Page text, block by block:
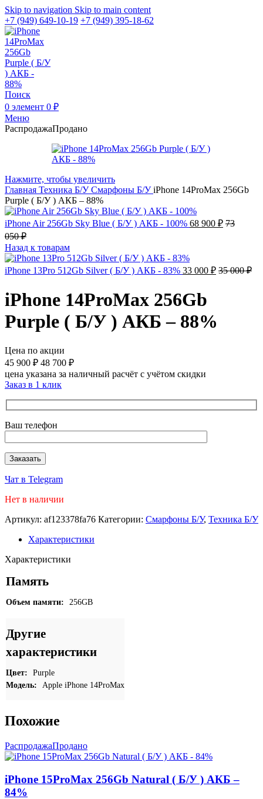
Skip to navigation Skip to main content
+7 (949) 649-10-19 +7 (949) 395-18-62
Поиск
0 элемент 0 ₽
Меню
РаспродажаПродано
Нажмите, чтобы увеличить
Главная Техника Б/УСмарфоны Б/УiPhone 14ProMax 256Gb
Purple ( Б/У ) АКБ – 88%
iPhone Air 256Gb Sky Blue ( Б/У ) АКБ - 100% 68 900 ₽ 73
050₽
Назад к товарам
iPhone 13Pro 512Gb Silver ( Б/У ) АКБ - 83% 33 000 ₽ 35 000₽
iPhone 14ProMax 256Gb
Purple ( Б/У ) АКБ – 88%
Цена по акции
45 900 ₽ 48 700 ₽
цена указана за наличный расчёт с учётом скидки
Заказ в 1 клик
Ваш телефон
Чат в Telegram
Нет в наличии
Артикул: af123378fa76 Категории: Смарфоны Б/У, Техника Б/У
Характеристики
Характеристики
Память
Объем памяти: 256GB
Другие
характеристики
Цвет:
Purple
Модель:
Apple iPhone 14ProMax
Похожие
РаспродажаПродано
iPhone 15ProMax 256Gb Natural ( Б/У ) АКБ –
84%